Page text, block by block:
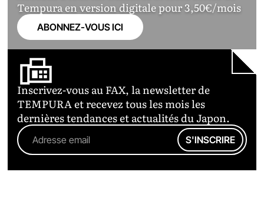
Tempura en version digitale pour 3,50€/mois
ABONNEZ-VOUS ICI
Inscrivez-vous au FAX, la newsletter de
TEMPURA et recevez tous les mois les
dernières tendances et actualités du Japon.